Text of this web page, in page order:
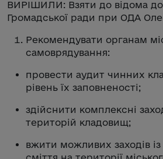
ВИРІШИЛИ: Взяти до відома
Громадської ради при ОДА
Рекомендувати органам
самоврядування:
провести аудит чинних
рівень їх заповненості;
здійснити комплексні
територій кладовищ;
вжити можливих заходів